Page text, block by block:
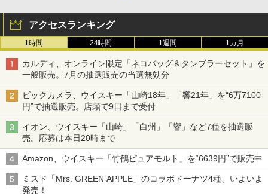
アクセスランキング
1時間 24時間 1週間 1カ月
カルディ、オンライン限定「ネコバッグ＆タンブラーセット」を
一般販売。7月の抽選販売の当選無効分
ビックカメラ、ウイスキー「山崎18年」「響21年」を“6万7100
円”で抽選販売。店頭で9日まで受付
イオン、ウイスキー「山崎」「白州」「響」など7種を抽選販
売。応募は本日20時まで
Amazon、ウイスキー「竹鶴ピュアモルト」を“6639円”で販売中
ミスド「Mrs. GREEN APPLE」のコラボドーナツ4種、いよいよ
発売！